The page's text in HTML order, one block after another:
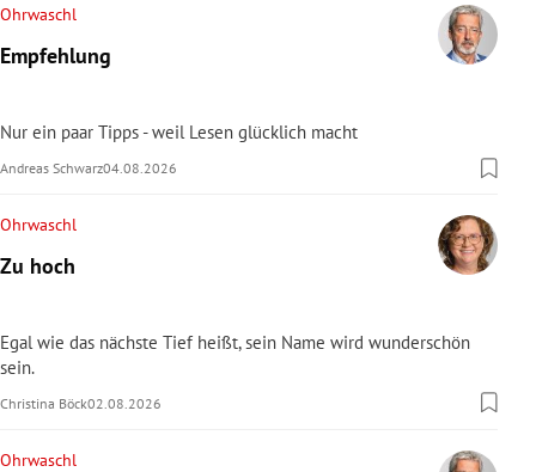
Ohrwaschl
Empfehlung
Nur ein paar Tipps - weil Lesen glücklich macht
Andreas Schwarz04.08.2026
Ohrwaschl
Zu hoch
Egal wie das nächste Tief heißt, sein Name wird wunderschön
sein.
Christina Böck02.08.2026
Ohrwaschl